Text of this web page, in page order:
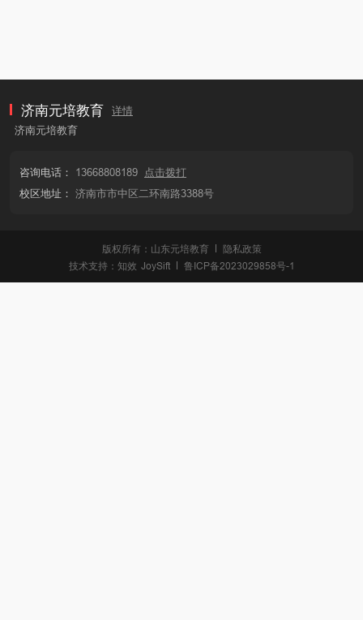
济南元培教育
详情
济南元培教育
咨询电话： 13668808189
点击拨打
校区地址： 济南市市中区二环南路3388号
版权所有：山东元培教育
隐私政策
技术支持： 知效 JoySift 鲁ICP备2023029858号-1